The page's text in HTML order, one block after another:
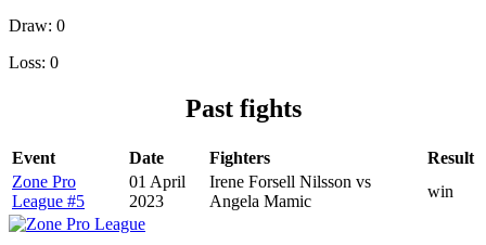
Draw: 0
Loss: 0
Past fights
Event Date Fighters
Result
Zone Pro
League #5
01 April
2023
Irene Forsell Nilsson vs
Angela Mamic
win